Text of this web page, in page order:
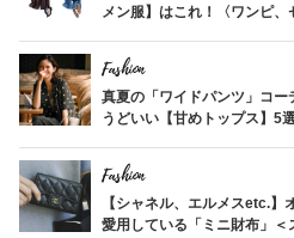
メン服】はこれ！〈ワンピ、
Fashion
真夏の「ワイドパンツ」コー
うどいい【甘めトップス】5
Fashion
【シャネル、エルメスetc.】
愛用している「ミニ財布」＜